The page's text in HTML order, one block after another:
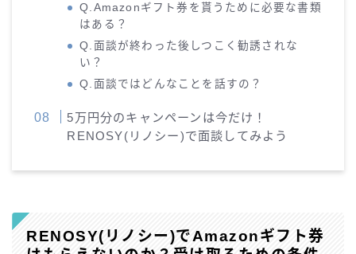
Q.Amazonギフト券を貰うために必要な書類
はある？
Q.面談が終わった後しつこく勧誘されな
い？
Q.面談ではどんなことを話すの？
5万円分のキャンペーンは今だけ！
RENOSY(リノシー)で面談してみよう
RENOSY(リノシー)でAmazonギフト券